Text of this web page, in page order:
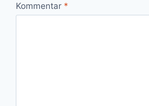
Kommentar *